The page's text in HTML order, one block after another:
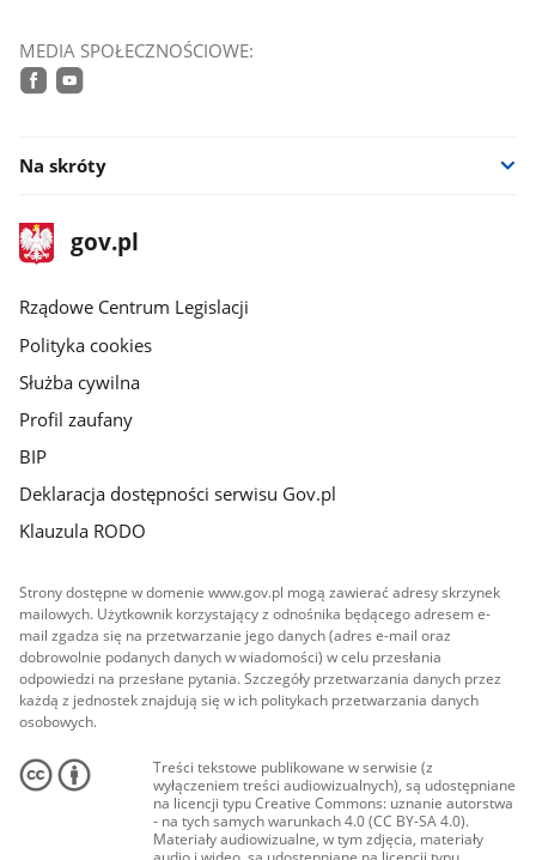
MEDIA SPOŁECZNOŚCIOWE:
Na skróty
stopka
gov.plStrona
gov.pl
Rządowe Centrum Legislacji
Polityka cookies
Służba cywilna
Profil zaufany
BIP
Deklaracja dostępności serwisu Gov.pl
Klauzula RODO
Strony dostępne w domenie www.gov.pl mogą zawierać adresy skrzynek
mailowych. Użytkownik korzystający z odnośnika będącego adresem e-
mail zgadza się na przetwarzanie jego danych (adres e-mail oraz
dobrowolnie podanych danych w wiadomości) w celu przesłania
odpowiedzi na przesłane pytania. Szczegóły przetwarzania danych przez
każdą z jednostek znajdują się w ich politykach przetwarzania danych
osobowych.
Treści tekstowe publikowane w serwisie (z
wyłączeniem treści audiowizualnych), są udostępniane
na licencji typu Creative Commons: uznanie autorstwa
- na tych samych warunkach 4.0 (CC BY-SA 4.0).
Materiały audiowizualne, w tym zdjęcia, materiały